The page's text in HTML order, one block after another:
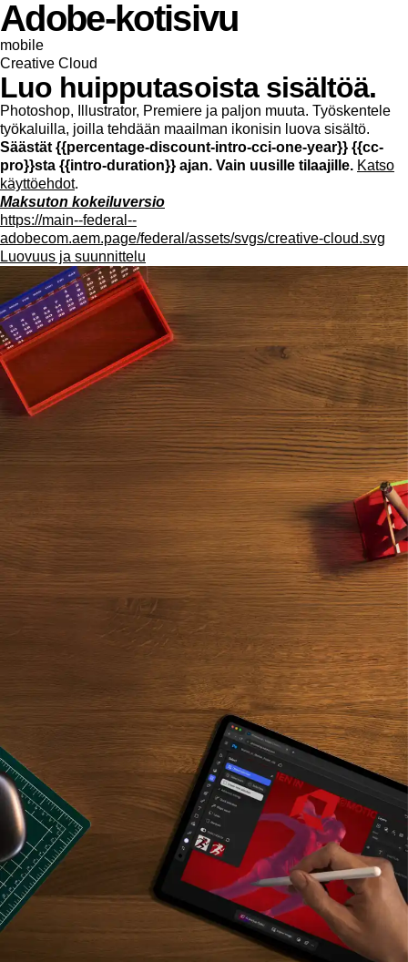
Adobe-kotisivu
mobile
Creative Cloud
Luo huipputasoista sisältöä.
Photoshop, Illustrator, Premiere ja paljon muuta. Työskentele
työkaluilla, joilla tehdään maailman ikonisin luova sisältö.
Säästät {{percentage-discount-intro-cci-one-year}} {{cc-
pro}}sta {{intro-duration}} ajan. Vain uusille tilaajille. Katso
käyttöehdot.
Maksuton kokeiluversio
https://main--federal--
adobecom.aem.page/federal/assets/svgs/creative-cloud.svg
Luovuus ja suunnittelu